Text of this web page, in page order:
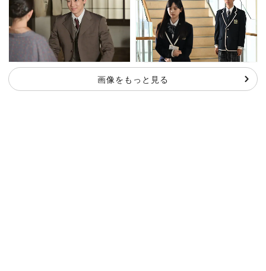
画像をもっと見る